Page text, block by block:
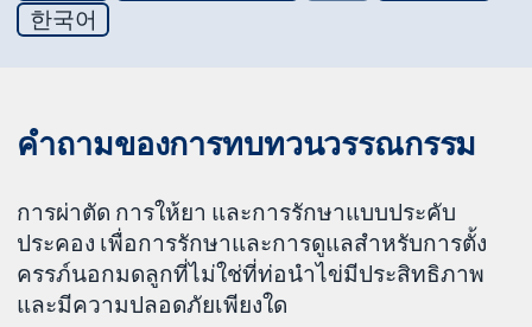
한국어
คำถามของการทบทวนวรรณกรรม
การผ่าตัด การให้ยา และการรักษาแบบประคับ
ประคอง เพื่อการรักษาและการดูแลสำหรับการตั้ง
ครรภ์นอกมดลูกที่ไม่ใช่ที่ท่อนำไข่มีประสิทธิภาพ
และมีความปลอดภัยเพียงใด